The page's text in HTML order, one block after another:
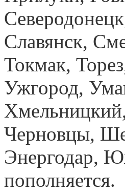
Славянск,
Токмак,
Ужгород,
Черновцы,
Энергодар,
пополняется.